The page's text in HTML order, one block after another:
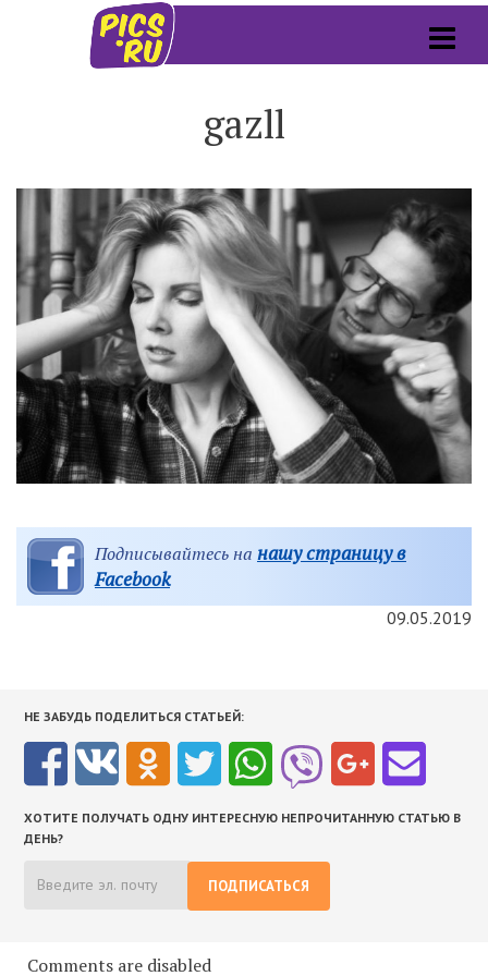
gazll
Подписывайтесь на нашу страницу в
Facebook
09.05.2019
НЕ ЗАБУДЬ ПОДЕЛИТЬСЯ СТАТЬЕЙ:
ХОТИТЕ ПОЛУЧАТЬ ОДНУ ИНТЕРЕСНУЮ НЕПРОЧИТАННУЮ СТАТЬЮ В
ДЕНЬ?
ПОДПИСАТЬСЯ
Comments are disabled